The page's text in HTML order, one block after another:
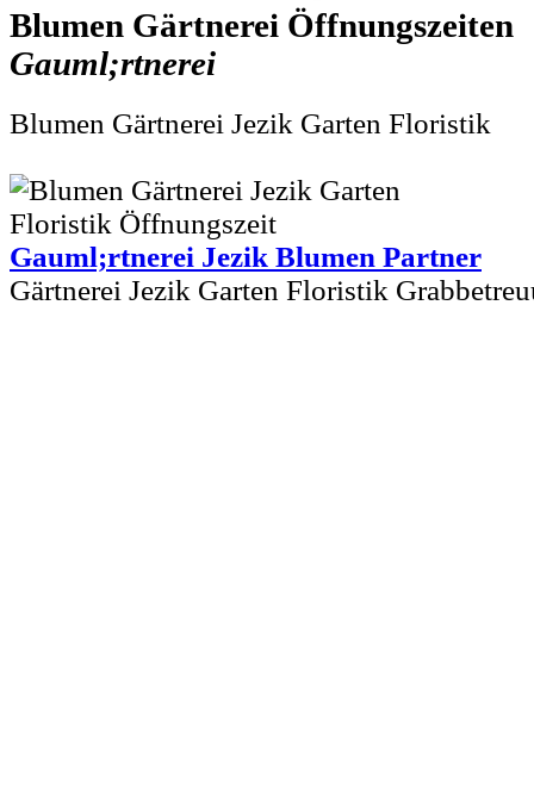
Blumen Gärtnerei
Gauml;rtnerei
Blumen Gärtnerei Jezik Garten Floristik
Gauml;rtnerei Jezik Blumen Partner
Gärtnerei Jezik Garten Floristik